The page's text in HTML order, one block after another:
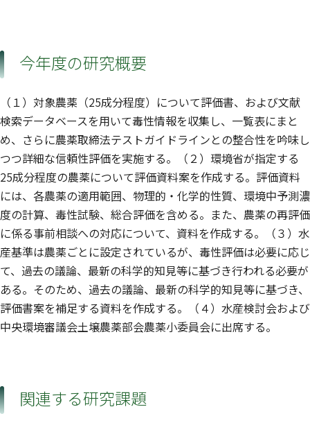
今年度の研究概要
（１）対象農薬（25成分程度）について評価書、および文献
検索データベースを用いて毒性情報を収集し、一覧表にまと
め、さらに農薬取締法テストガイドラインとの整合性を吟味し
つつ詳細な信頼性評価を実施する。（２）環境省が指定する
25成分程度の農薬について評価資料案を作成する。評価資料
には、各農薬の適用範囲、物理的・化学的性質、環境中予測濃
度の計算、毒性試験、総合評価を含める。また、農薬の再評価
に係る事前相談への対応について、資料を作成する。（３）水
産基準は農薬ごとに設定されているが、毒性評価は必要に応じ
て、過去の議論、最新の科学的知見等に基づき行われる必要が
ある。そのため、過去の議論、最新の科学的知見等に基づき、
評価書案を補足する資料を作成する。（４）水産検討会および
中央環境審議会土壌農薬部会農薬小委員会に出席する。
関連する研究課題